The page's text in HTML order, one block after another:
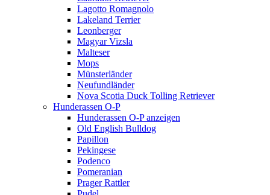
Lagotto Romagnolo
Lakeland Terrier
Leonberger
Magyar Vizsla
Malteser
Mops
Münsterländer
Neufundländer
Nova Scotia Duck Tolling Retriever
Hunderassen O-P
Hunderassen O-P anzeigen
Old English Bulldog
Papillon
Pekingese
Podenco
Pomeranian
Prager Rattler